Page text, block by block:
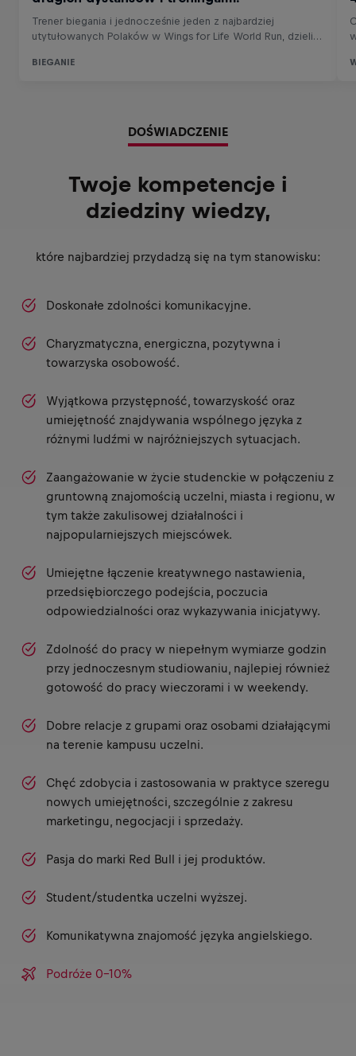
DOŚWIADCZENIE
Twoje kompetencje i
dziedziny wiedzy,
które najbardziej przydadzą się na tym stanowisku:
Doskonałe zdolności komunikacyjne.
Charyzmatyczna, energiczna, pozytywna i
towarzyska osobowość.
Wyjątkowa przystępność, towarzyskość oraz
umiejętność znajdywania wspólnego języka z
różnymi ludźmi w najróżniejszych sytuacjach.
Zaangażowanie w życie studenckie w połączeniu z
gruntowną znajomością uczelni, miasta i regionu, w
tym także zakulisowej działalności i
najpopularniejszych miejscówek.
Umiejętne łączenie kreatywnego nastawienia,
przedsiębiorczego podejścia, poczucia
odpowiedzialności oraz wykazywania inicjatywy.
Zdolność do pracy w niepełnym wymiarze godzin
przy jednoczesnym studiowaniu, najlepiej również
gotowość do pracy wieczorami i w weekendy.
Dobre relacje z grupami oraz osobami działającymi
na terenie kampusu uczelni.
Chęć zdobycia i zastosowania w praktyce szeregu
nowych umiejętności, szczególnie z zakresu
marketingu, negocjacji i sprzedaży.
Pasja do marki Red Bull i jej produktów.
Student/studentka uczelni wyższej.
Komunikatywna znajomość języka angielskiego.
Podróże 0-10%